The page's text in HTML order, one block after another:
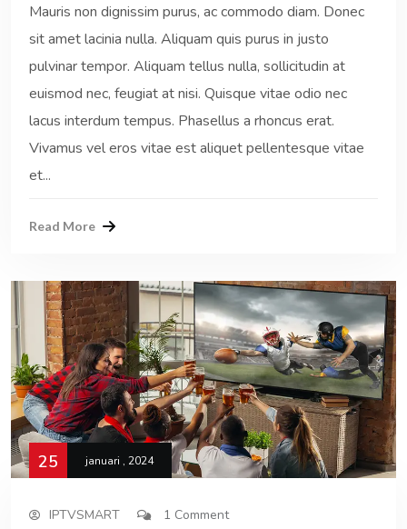
Mauris non dignissim purus, ac commodo diam. Donec
sit amet lacinia nulla. Aliquam quis purus in justo
pulvinar tempor. Aliquam tellus nulla, sollicitudin at
euismod nec, feugiat at nisi. Quisque vitae odio nec
lacus interdum tempus. Phasellus a rhoncus erat.
Vivamus vel eros vitae est aliquet pellentesque vitae
et...
Read More
25 januari , 2024
IPTVSMART 1 Comment